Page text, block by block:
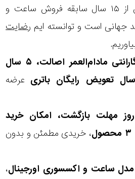
با بیش از ۱۵ سال سابقه فروش ساعت و
رضایت
گارانتی مادام‌العمر اصالت، ۵ سال
عرضه
ارسال رایگان، ۳۰ روز مهلت بازگشت، امکان خرید
، خریدی مطمئن و بدون
،